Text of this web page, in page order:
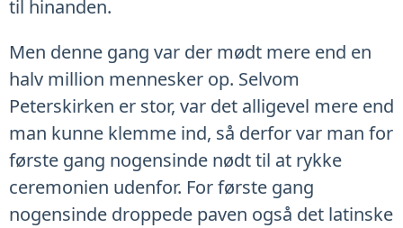
til hinanden.
Men denne gang var der mødt mere end en
halv million mennesker op. Selvom
Peterskirken er stor, var det alligevel mere end
man kunne klemme ind, så derfor var man for
første gang nogensinde nødt til at rykke
ceremonien udenfor. For første gang
nogensinde droppede paven også det latinske